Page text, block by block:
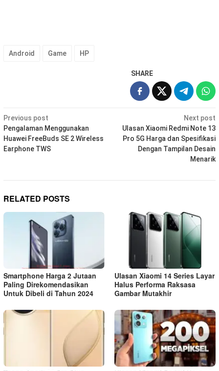
Android Game HP
SHARE
Post
navigation
Previous post
Pengalaman Menggunakan
Huawei FreeBuds SE 2 Wireless
Earphone TWS
Next post
Ulasan Xiaomi Redmi Note 13
Pro 5G Harga dan Spesifikasi
Dengan Tampilan Desain
Menarik
RELATED POSTS
Smartphone Harga 2 Jutaan
Paling Direkomendasikan
Untuk Dibeli di Tahun 2024
Ulasan Xiaomi 14 Series Layar
Halus Performa Raksasa
Gambar Mutakhir